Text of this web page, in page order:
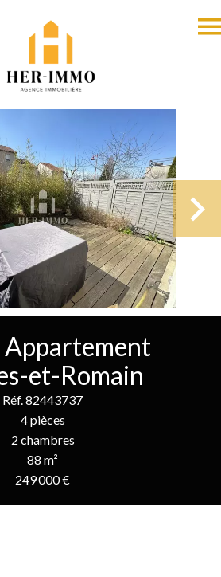
Appartement
et-Romain
Réf. 82443737
4 pièces
2 chambres
88 m²
249 000 €